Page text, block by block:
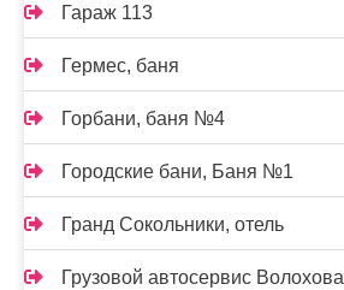
Гараж 113
Гермес, баня
Горбани, баня №4
Городские бани, Баня №1
Гранд Сокольники, отель
Грузовой автосервис Волохова